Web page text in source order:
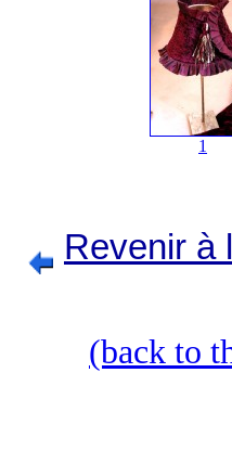
1
Revenir à
(back to